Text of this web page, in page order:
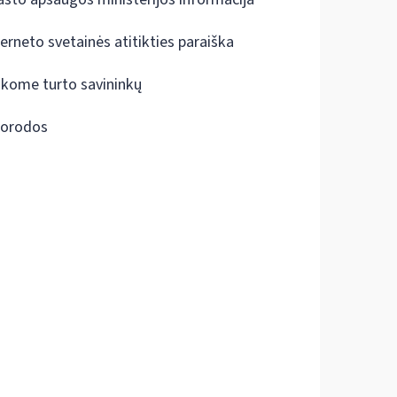
svetainės atitikties paraiška
turto savininkų